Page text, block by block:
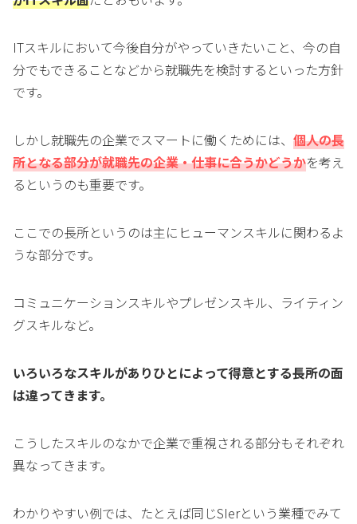
ITスキルにおいて今後自分がやっていきたいこと、今の自
分でもできることなどから就職先を検討するといった方針
です。
しかし就職先の企業でスマートに働くためには、 個人の長
所となる部分が就職先の企業・仕事に合うかどうかを考え
るというのも重要です。
ここでの長所というのは主にヒューマンスキルに関わるよ
うな部分です。
コミュニケーションスキルやプレゼンスキル、ライティン
グスキルなど。
いろいろなスキルがありひとによって得意とする長所の面
は違ってきます。
こうしたスキルのなかで企業で重視される部分もそれぞれ
異なってきます。
わかりやすい例では、たとえば同じSIerという業種でみて